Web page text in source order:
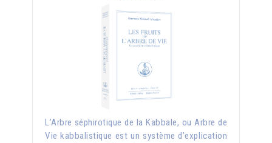
L’Arbre séphirotique de la Kabbale, ou Arbre de
Vie kabbalistique est un système d’explication